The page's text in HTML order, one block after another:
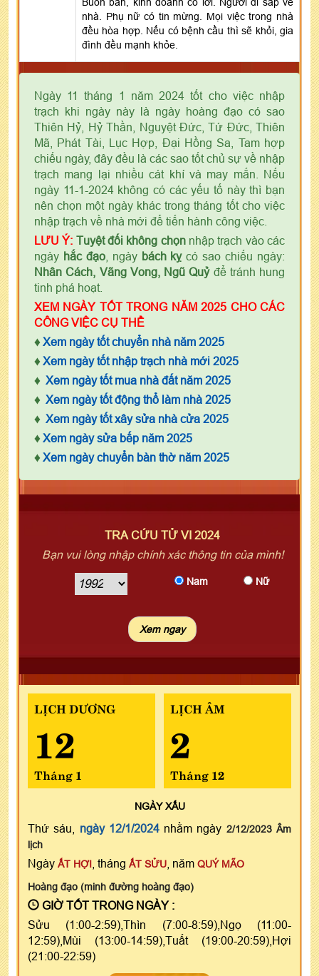
nhà. Phụ nữ có tin mừng. Mọi việc trong nhà
đều hòa hợp. Nếu có bệnh cầu thì sẽ khỏi, gia
đình đều mạnh khỏe.
Ngày 11 tháng 1 năm 2024 tốt cho việc nhập
trạch khi ngày này là ngày hoàng đạo có sao
Thiên Hỷ, Hỷ Thần, Nguyệt Đức, Tứ Đức, Thiên
Mã, Phát Tài, Lục Hợp, Đại Hồng Sa, Tam hợp
chiếu ngày, đây đều là các sao tốt chủ sự về nhập
trạch mang lại nhiều cát khí và may mắn. Nếu
ngày 11-1-2024 không có các yếu tố này thì bạn
nên chọn một ngày khác trong tháng tốt cho việc
nhập trạch về nhà mới để tiến hành công việc.
LƯU Ý: Tuyệt đối không chọnnhập trạch vào các
ngày hắc đạo, ngày bách kỵcó sao chiếu ngày:
Nhân Cách, Vãng Vong, Ngũ Quỷđể tránh hung
tinh phá hoạt.
XEM NGÀY TỐT TRONG NĂM 2025 CHO CÁC
CÔNG VIỆC CỤ THỂ
♦ Xem ngày tốt chuyển nhà năm 2025
♦ Xem ngày tốt nhập trạch nhà mới 2025
♦ Xem ngày tốt mua nhà đất năm 2025
♦ Xem ngày tốt động thổ làm nhà 2025
♦ Xem ngày tốt xây sửa nhà cửa 2025
♦ Xem ngày sửa bếp năm 2025
♦ Xem ngày chuyển bàn thờ năm 2025
TRA CỨU TỬ VI 2024
Bạn vui lòng nhập chính xác thông tin của mình!
Nam Nữ
LỊCH DƯƠNG
12
Tháng 1
LỊCH ÂM
2
Tháng 12
NGÀYXẤU
Thứ sáu, ngày 12/1/2024nhằm ngày 2/12/2023 Âm
lịch
Ngày ẤT HỢI , tháng ẤT SỬU , năm QUÝ MÃO
Hoàng đạo (minh đường hoàng đạo)
GIỜ TỐT TRONG NGÀY :
Sửu (1:00-2:59),Thìn (7:00-8:59),Ngọ (11:00-
12:59),Mùi (13:00-14:59),Tuất (19:00-20:59),Hợi
(21:00-22:59)